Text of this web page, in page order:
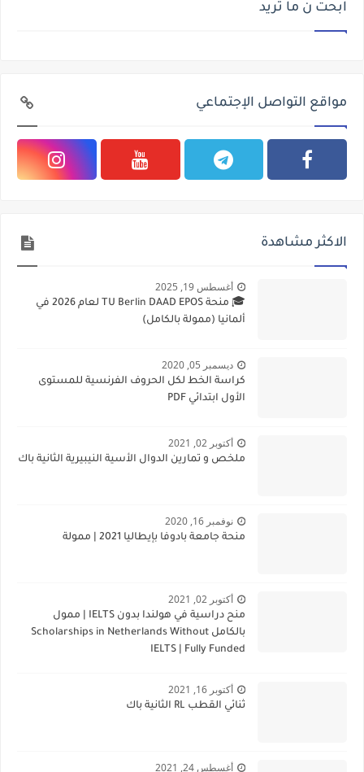
ابحت ن ما تريد
مواقع التواصل الإجتماعي
الاكثر مشاهدة
أغسطس 19, 2025
🎓 منحة TU Berlin DAAD EPOS لعام 2026 في
ألمانيا (ممولة بالكامل)
ديسمبر 05, 2020
كراسة الخط لكل الحروف الفرنسية للمستوى
الأول ابتدائي PDF
أكتوبر 02, 2021
ملخص و تمارين الدوال الأسية النيبيرية الثانية باك
نوفمبر 16, 2020
منحة جامعة بادوفا بإيطاليا 2021 | ممولة
أكتوبر 02, 2021
منح دراسية في هولندا بدون IELTS | ممول
بالكامل Scholarships in Netherlands Without
IELTS | Fully Funded
أكتوبر 16, 2021
ثنائي القطب RL الثانية باك
أغسطس 24, 2021